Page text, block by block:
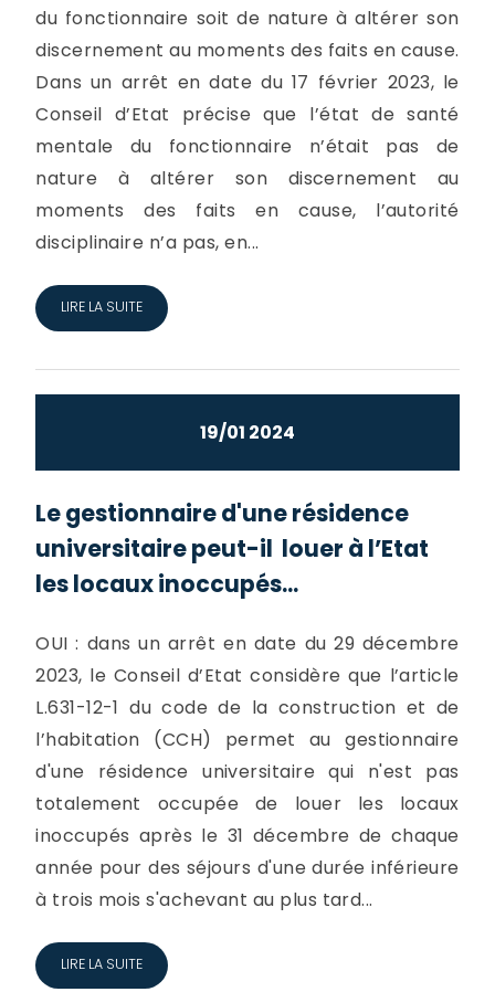
du fonctionnaire soit de nature à altérer son
discernement au moments des faits en cause.
Dans un arrêt en date du 17 février 2023, le
Conseil d’Etat précise que l’état de santé
mentale du fonctionnaire n’était pas de
nature à altérer son discernement au
moments des faits en cause, l’autorité
disciplinaire n’a pas, en...
LIRE LA SUITE
19/01 2024
Le gestionnaire d'une résidence
universitaire peut-il louer à l’Etat
les locaux inoccupés...
OUI : dans un arrêt en date du 29 décembre
2023, le Conseil d’Etat considère que l’article
L.631-12-1 du code de la construction et de
l’habitation (CCH) permet au gestionnaire
d'une résidence universitaire qui n'est pas
totalement occupée de louer les locaux
inoccupés après le 31 décembre de chaque
année pour des séjours d'une durée inférieure
à trois mois s'achevant au plus tard...
LIRE LA SUITE